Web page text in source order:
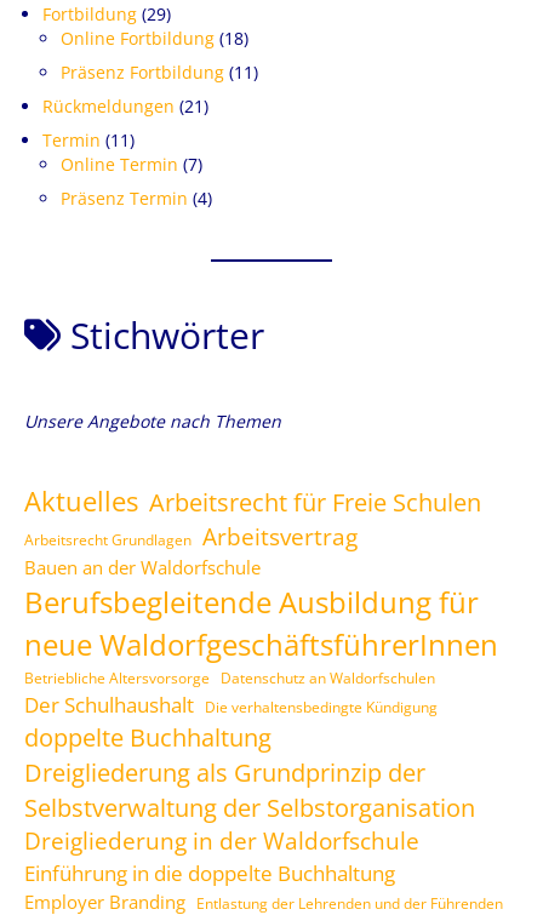
Fortbildung (29)
Online Fortbildung (18)
Präsenz Fortbildung (11)
Rückmeldungen (21)
Termin (11)
Online Termin (7)
Präsenz Termin (4)
Stichwörter
Unsere Angebote nach Themen
Aktuelles Arbeitsrecht für Freie Schulen
Arbeitsrecht Grundlagen Arbeitsvertrag
Bauen an der Waldorfschule
Berufsbegleitende Ausbildung für
neue WaldorfgeschäftsführerInnen
Betriebliche Altersvorsorge Datenschutz an Waldorfschulen
Der Schulhaushalt Die verhaltensbedingte Kündigung
doppelte Buchhaltung
Dreigliederung als Grundprinzip der
Selbstverwaltung der Selbstorganisation
Dreigliederung in der Waldorfschule
Einführung in die doppelte Buchhaltung
Employer Branding Entlastung der Lehrenden und der Führenden